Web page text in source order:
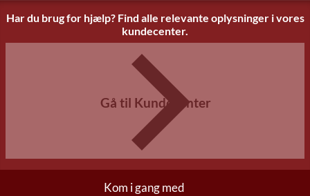
Har du brug for hjælp? Find alle relevante oplysninger i vores
kundecenter.
Gå til Kundecenter
Kom i gang med